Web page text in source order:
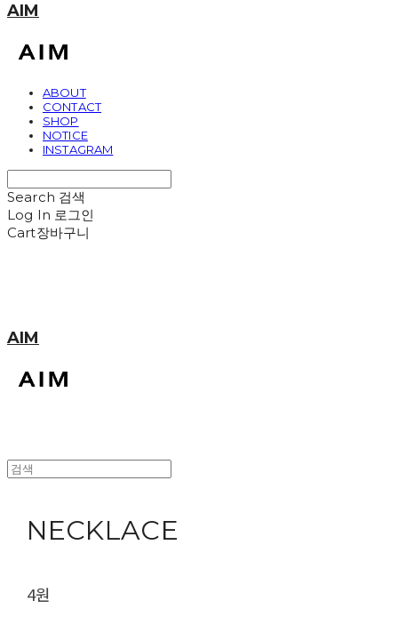
AIM
ABOUT
CONTACT
SHOP
NOTICE
INSTAGRAM
Search 검색
Log In 로그인
Cart장바구니
AIM
NECKLACE
4원